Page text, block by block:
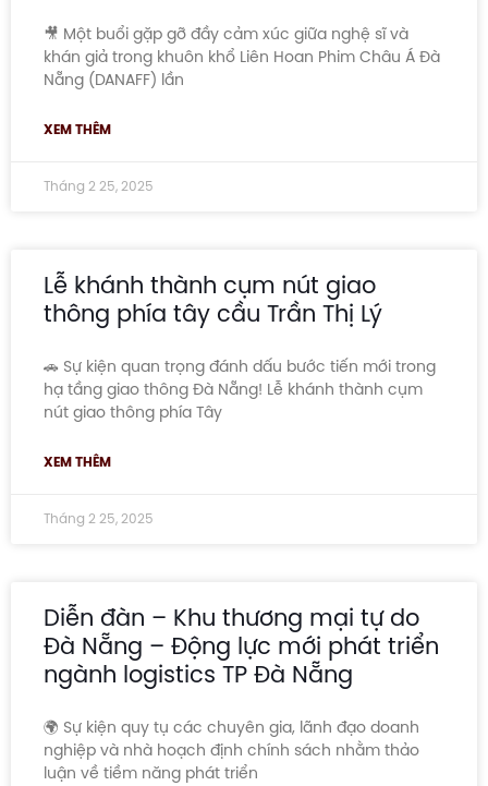
🎥 Một buổi gặp gỡ đầy cảm xúc giữa nghệ sĩ và
khán giả trong khuôn khổ Liên Hoan Phim Châu Á Đà
Nẵng (DANAFF) lần
XEM THÊM
Tháng 2 25, 2025
Lễ khánh thành cụm nút giao
thông phía tây cầu Trần Thị Lý
🚗 Sự kiện quan trọng đánh dấu bước tiến mới trong
hạ tầng giao thông Đà Nẵng! Lễ khánh thành cụm
nút giao thông phía Tây
XEM THÊM
Tháng 2 25, 2025
Diễn đàn – Khu thương mại tự do
Đà Nẵng – Động lực mới phát triển
ngành logistics TP Đà Nẵng
🌍 Sự kiện quy tụ các chuyên gia, lãnh đạo doanh
nghiệp và nhà hoạch định chính sách nhằm thảo
luận về tiềm năng phát triển